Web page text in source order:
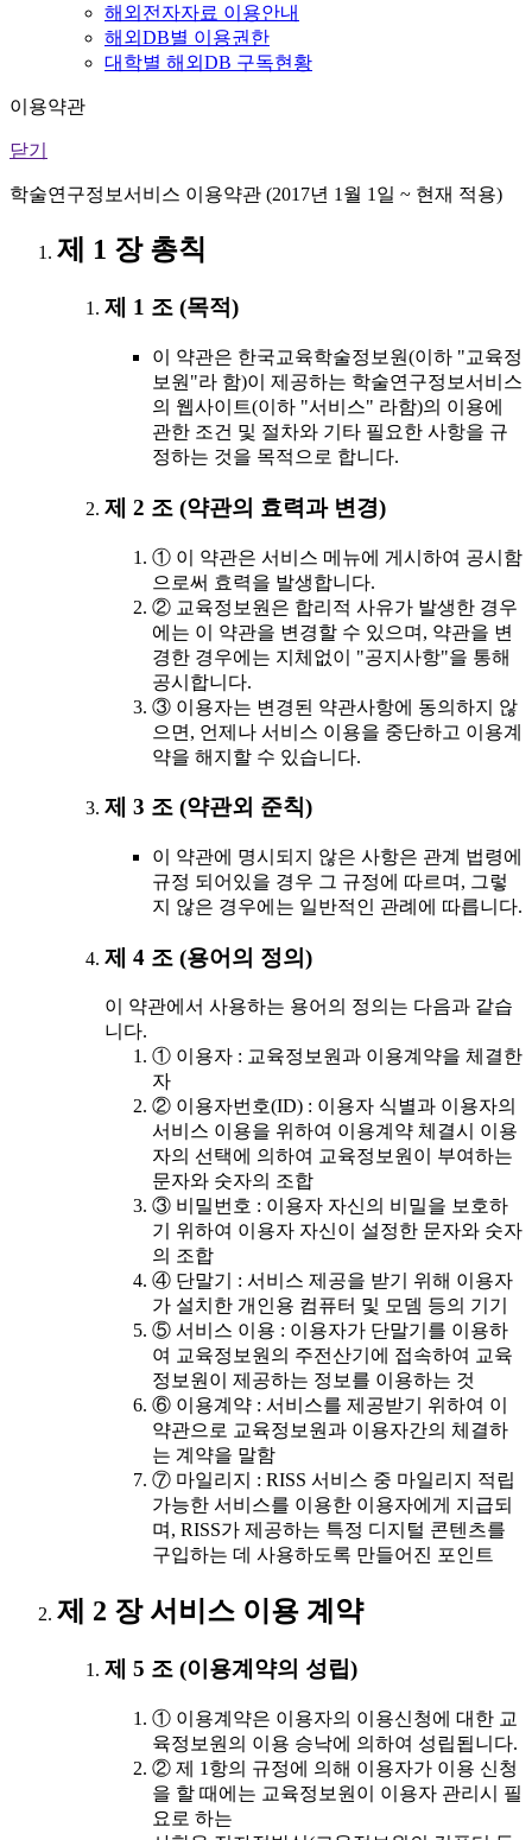
해외전자자료 이용안내
해외DB별 이용권한
대학별 해외DB 구독현황
이용약관
닫기
학술연구정보서비스 이용약관 (2017년 1월 1일 ~ 현재 적용)
제 1 장 총칙
제 1 조 (목적)
이 약관은 한국교육학술정보원(이하 "교육정
보원"라 함)이 제공하는 학술연구정보서비스
의 웹사이트(이하 "서비스" 라함)의 이용에
관한 조건 및 절차와 기타 필요한 사항을 규
정하는 것을 목적으로 합니다.
제 2 조 (약관의 효력과 변경)
① 이 약관은 서비스 메뉴에 게시하여 공시함
으로써 효력을 발생합니다.
② 교육정보원은 합리적 사유가 발생한 경우
에는 이 약관을 변경할 수 있으며, 약관을 변
경한 경우에는 지체없이 "공지사항"을 통해
공시합니다.
③ 이용자는 변경된 약관사항에 동의하지 않
으면, 언제나 서비스 이용을 중단하고 이용계
약을 해지할 수 있습니다.
제 3 조 (약관외 준칙)
이 약관에 명시되지 않은 사항은 관계 법령에
규정 되어있을 경우 그 규정에 따르며, 그렇
지 않은 경우에는 일반적인 관례에 따릅니다.
제 4 조 (용어의 정의)
이 약관에서 사용하는 용어의 정의는 다음과 같습
니다.
① 이용자 : 교육정보원과 이용계약을 체결한
자
② 이용자번호(ID) : 이용자 식별과 이용자의
서비스 이용을 위하여 이용계약 체결시 이용
자의 선택에 의하여 교육정보원이 부여하는
문자와 숫자의 조합
③ 비밀번호 : 이용자 자신의 비밀을 보호하
기 위하여 이용자 자신이 설정한 문자와 숫자
의 조합
④ 단말기 : 서비스 제공을 받기 위해 이용자
가 설치한 개인용 컴퓨터 및 모뎀 등의 기기
⑤ 서비스 이용 : 이용자가 단말기를 이용하
여 교육정보원의 주전산기에 접속하여 교육
정보원이 제공하는 정보를 이용하는 것
⑥ 이용계약 : 서비스를 제공받기 위하여 이
약관으로 교육정보원과 이용자간의 체결하
는 계약을 말함
⑦ 마일리지 : RISS 서비스 중 마일리지 적립
가능한 서비스를 이용한 이용자에게 지급되
며, RISS가 제공하는 특정 디지털 콘텐츠를
구입하는 데 사용하도록 만들어진 포인트
제 2 장 서비스 이용 계약
제 5 조 (이용계약의 성립)
① 이용계약은 이용자의 이용신청에 대한 교
육정보원의 이용 승낙에 의하여 성립됩니다.
② 제 1항의 규정에 의해 이용자가 이용 신청
을 할 때에는 교육정보원이 이용자 관리시 필
요로 하는